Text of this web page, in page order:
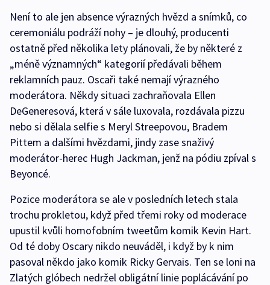
Není to ale jen absence výrazných hvězd a snímků, co
ceremoniálu podráží nohy – je dlouhý, producenti
ostatně před několika lety plánovali, že by některé z
„méně významných“ kategorií předávali během
reklamních pauz. Oscaři také nemají výrazného
moderátora. Někdy situaci zachraňovala Ellen
DeGeneresová, která v sále luxovala, rozdávala pizzu
nebo si dělala selfie s Meryl Streepovou, Bradem
Pittem a dalšími hvězdami, jindy zase snaživý
moderátor-herec Hugh Jackman, jenž na pódiu zpíval s
Beyoncé.
Pozice moderátora se ale v posledních letech stala
trochu prokletou, když před třemi roky od moderace
upustil kvůli homofobním tweetům komik Kevin Hart.
Od té doby Oscary nikdo neuváděl, i když by k nim
pasoval někdo jako komik Ricky Gervais. Ten se loni na
Zlatých glóbech nedržel obligátní linie poplácávání po